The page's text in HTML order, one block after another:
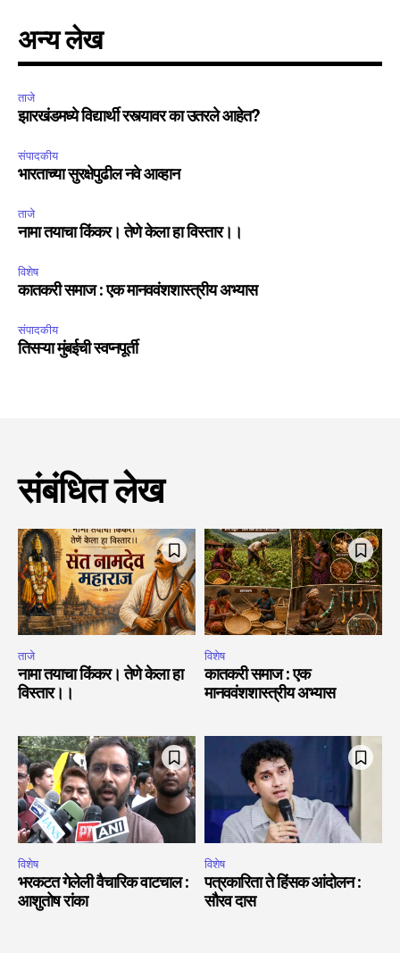
अन्य लेख
ताजे
झारखंडमध्ये विद्यार्थी रस्त्यावर का उतरले आहेत?
संपादकीय
भारताच्या सुरक्षेपुढील नवे आव्हान
ताजे
नामा तयाचा किंकर। तेणे केला हा विस्तार।।
विशेष
कातकरी समाज : एक मानववंशशास्त्रीय अभ्यास
संपादकीय
तिसऱ्या मुंबईची स्वप्नपूर्ती
संबंधित लेख
ताजे
नामा तयाचा किंकर। तेणे केला हा
विस्तार।।
विशेष
कातकरी समाज : एक
मानववंशशास्त्रीय अभ्यास
विशेष
भरकटत गेलेली वैचारिक वाटचाल :
आशुतोष रांका
विशेष
पत्रकारिता ते हिंसक आंदोलन :
सौरव दास